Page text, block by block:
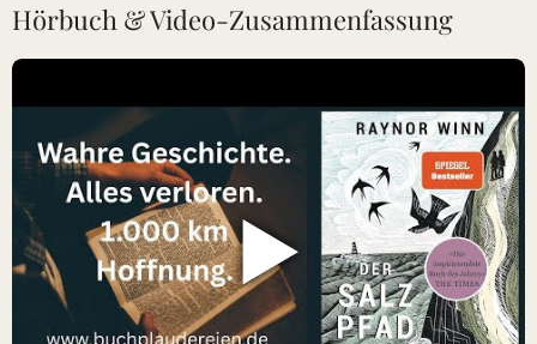
Hörbuch & Video-Zusammenfassung
▶